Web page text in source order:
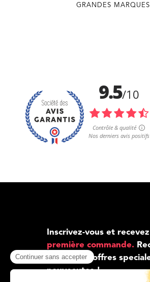
GRANDES MARQUES
Inscrivez-vous et recevez
première commande.
toutes nos offres
nouveautes !